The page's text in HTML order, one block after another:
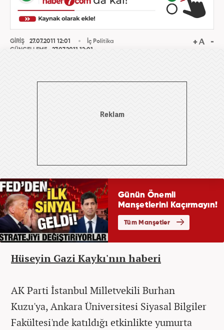
GİRİŞ
27.07.2011 12:01
GÜNCELLEME
27.07.2011 12:01
İç Politika
Hüseyin Gazi Kaykı'nın haberi
AK Parti İstanbul Milletvekili Burhan
Kuzu'ya, Ankara Üniversitesi Siyasal Bilgiler
Fakültesi'nde katıldığı etkinlikte yumurta